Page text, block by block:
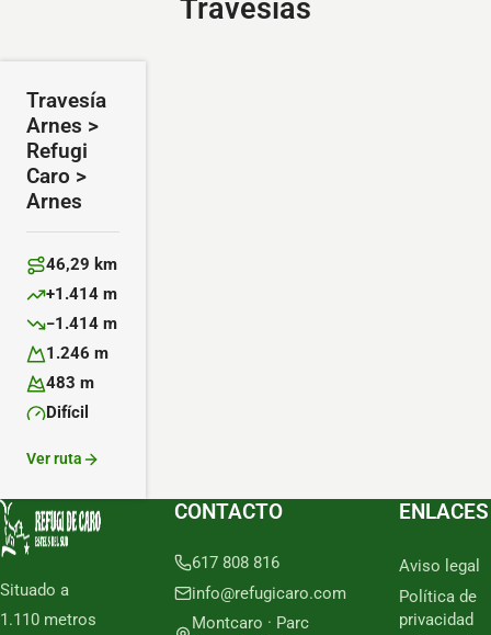
Travesías
Travesía
Arnes >
Refugi
Caro >
Arnes
Distancia:
46,29 km
Desnivel positivo:
+1.414 m
Desnivel negativo:
−1.414 m
Altitud máxima:
1.246 m
Altitud mínima:
483 m
Dificultad:
Difícil
Ver ruta
Situado a
1.110 metros
CONTACTO
617 808 816
info@refugicaro.com
Montcaro · Parc
ENLACES
Aviso legal
Política de
privacidad